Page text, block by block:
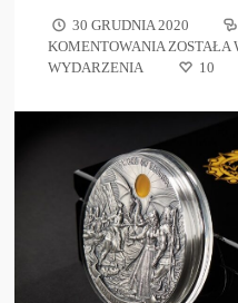
30 GRUDNIA 2020
KOMENTOWANIA ZOSTAŁA
WYDARZENIA
10